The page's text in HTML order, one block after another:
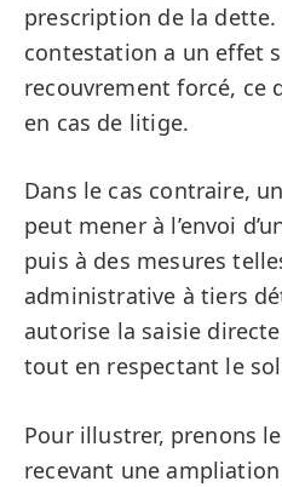
prescription de la dette.
contestation a un effet
recouvrement forcé, ce
en cas de litige.
Dans le cas contraire,
peut mener à l’envoi
puis à des mesures
administrative à tiers
autorise la saisie
tout en respectant le
Pour illustrer, prenons
recevant une